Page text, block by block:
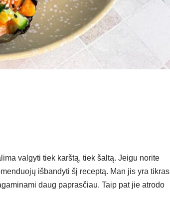
valgyti tiek karštą, tiek šaltą. Jeigu norite
išbandyti šį receptą. Man jis yra tikras
daug paprasčiau. Taip pat jie atrodo